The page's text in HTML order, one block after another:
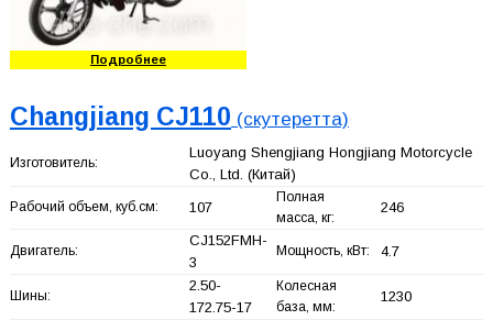
Подробнее
Changjiang CJ110 (скутеретта)
Изготовитель:
Luoyang Shengjiang Hongjiang Motorcycle
Co., Ltd. (Китай)
Рабочий объем, куб.см: 107
Полная
масса, кг:
246
Двигатель:
CJ152FMH-
3
Мощность, кВт: 4.7
Шины:
2.50-
172.75-17
Колесная
база, мм:
1230